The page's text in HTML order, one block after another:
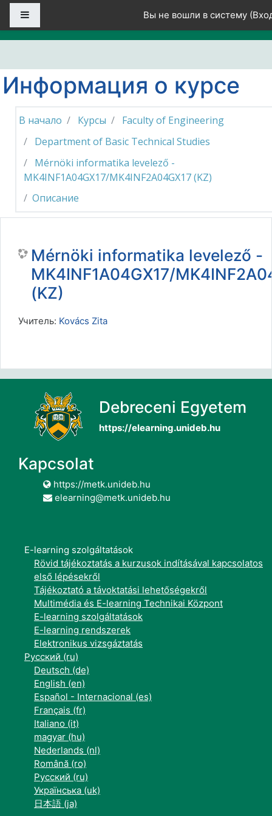
Перейти к основному содержанию
Вы не вошли в систему (
Информация о курсе
В начало Курсы
Faculty of Engineering
Department of Basic Technical Studies
Mérnöki informatika levelező -
MK4INF1A04GX17/MK4INF2A04GX17 (KZ)
Описание
Mérnöki informatika levelező -
MK4INF1A04GX17/
(KZ)
Учитель: Kovács Zita
Debreceni Egyetem
https://elearning.unideb.hu
Kapcsolat
https://metk.unideb.hu
elearning@metk.unideb.hu
E-learning szolgáltatások
Rövid tájékoztatás a kurzusok indításával kapcsolatos
első lépésekről
Tájékoztató a távoktatási lehetőségekről
Multimédia és E-learning Technikai Központ
E-learning szolgáltatások
E-learning rendszerek
Elektronikus vizsgáztatás
Русский ‎(ru)‎
Deutsch ‎(de)‎
English ‎(en)‎
Español - Internacional ‎(es)‎
Français ‎(fr)‎
Italiano ‎(it)‎
magyar ‎(hu)‎
Nederlands ‎(nl)‎
Română ‎(ro)‎
Русский ‎(ru)‎
Українська ‎(uk)‎
日本語 ‎(ja)‎